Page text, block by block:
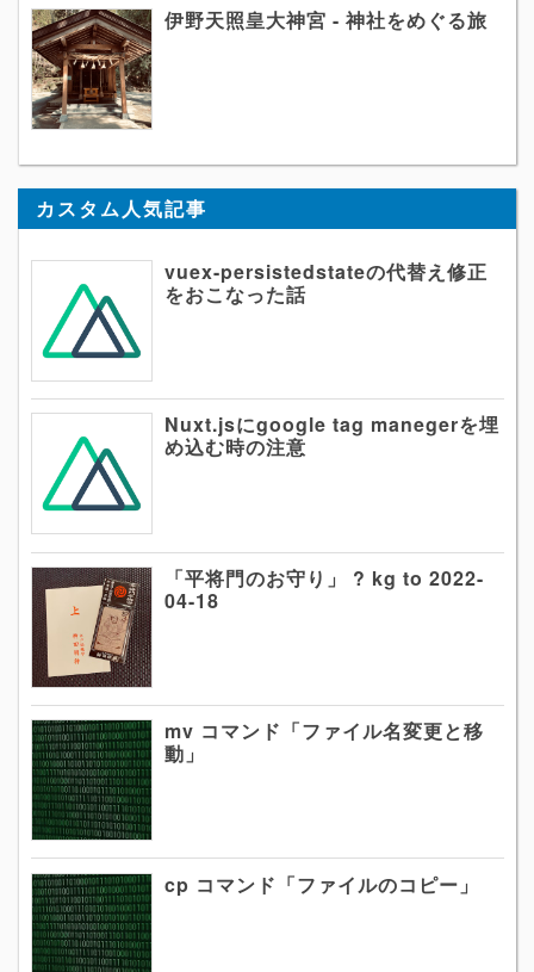
伊野天照皇大神宮 - 神社をめぐる旅
カスタム人気記事
vuex-persistedstateの代替え修正
をおこなった話
Nuxt.jsにgoogle tag manegerを埋
め込む時の注意
「平将門のお守り」 ? kg to 2022-
04-18
mv コマンド「ファイル名変更と移
動」
cp コマンド「ファイルのコピー」